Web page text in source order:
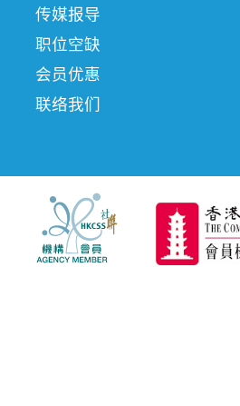
传媒报导
职位空缺
会员优惠
联络我们